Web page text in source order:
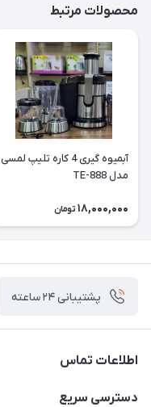
محصولات مرتبط
آبمیوه گیری 4 کاره تلیپ لمسی
مدل TE-888
18,000,000 تومان
پشتیبانی ۲۴ ساعته
اطلاعات تماس
02177111474
دسترسی سریع